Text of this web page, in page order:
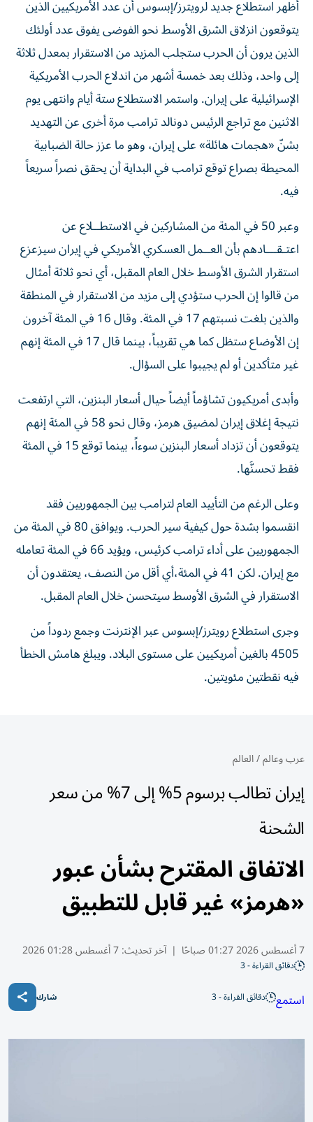
أظهر استطلاع جديد لرويترز/إبسوس أن عدد الأمريكيين الذين
يتوقعون انزلاق الشرق الأوسط نحو الفوضى يفوق عدد أولئك
الذين يرون أن الحرب ستجلب المزيد من الاستقرار بمعدل ثلاثة
إلى واحد، وذلك بعد خمسة ‌أشهر من اندلاع الحرب الأمريكية
الإسرائيلية على إيران. واستمر الاستطلاع ستة أيام وانتهى يوم
الاثنين مع تراجع الرئيس دونالد ترامب مرة أخرى عن التهديد
بشنّ «هجمات هائلة» على إيران، ​وهو ما عزز حالة الضبابية
المحيطة بصراع توقع ترامب في البداية أن يحقق نصراً سريعاً
فيه.
وعبر 50 في المئة من المشاركين في الاستطــلاع عن
اعتـقـــادهم بأن العــمل ‌العسكري الأمريكي في إيران سيزعزع
استقرار الشرق الأوسط ‌خلال العام المقبل، أي نحو ثلاثة أمثال
من قالوا إن الحرب ستؤدي إلى مزيد من الاستقرار في المنطقة
والذين بلغت نسبتهم 17 في المئة. وقال 16 في المئة آخرون
إن الأوضاع ستظل كما هي تقريباً، بينما قال 17 في المئة إنهم
غير متأكدين أو لم يجيبوا على السؤال.
وأبدى أمريكيون تشاؤماً أيضاً حيال أسعار البنزين، التي ارتفعت
نتيجة إغلاق إيران لمضيق هرمز، وقال نحو 58 في المئة إنهم
يتوقعون أن تزداد أسعار البنزين سوءاً، بينما توقع 15 في المئة
فقط تحسنَّها.
وعلى الرغم من التأييد العام لترامب بين الجمهوريين فقد
انقسموا بشدة حول كيفية سير الحرب. ويوافق 80 في المئة من
الجمهوريين على أداء ترامب كرئيس، ويؤيد 66 في المئة تعامله
مع إيران. لكن 41 في المئة،​أي أقل من النصف، يعتقدون أن
الاستقرار في الشرق الأوسط سيتحسن خلال العام المقبل.
وجرى استطلاع رويترز/إبسوس عبر الإنترنت وجمع ردوداً من
4505 بالغين أمريكيين على مستوى البلاد. ويبلغ هامش الخطأ
فيه نقطتين مئويتين.
عرب وعالم/العالم
إيران تطالب برسوم 5% إلى 7% من سعر
الشحنة
الاتفاق المقترح بشأن عبور
«هرمز» غير قابل للتطبيق
7 أغسطس 2026 01:27 صباحًا | آخر تحديث:7 أغسطس 01:28 2026
دقائق القراءة - 3
استمع دقائق القراءة - 3 شارك